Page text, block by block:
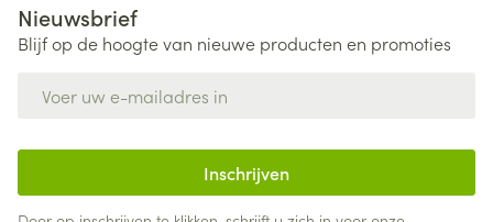
Nieuwsbrief
Blijf op de hoogte van nieuwe producten en promoties
Inschrijven